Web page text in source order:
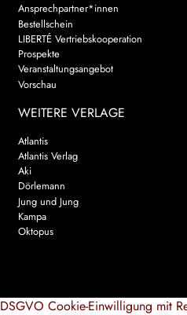
Ansprechpartner*innen
Bestellschein
LIBERTÉ Vertriebskooperation
Prospekte
Veranstaltungsangebot
Vorschau
WEITERE VERLAGE
Atlantis
Atlantis Verlag
Aki
Dörlemann
Jung und Jung
Kampa
Oktopus
DSGVO Cookie-Einwilligung mit